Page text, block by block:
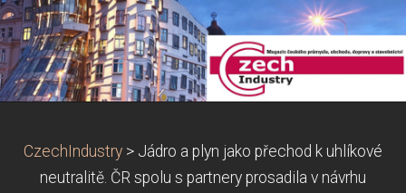
CzechIndustry > Jádro a plyn jako přechod k uhlíkové
neutralitě. ČR spolu s partnery prosadila v návrhu